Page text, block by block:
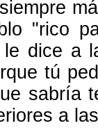
"rico
dice a
tú
sabría
a